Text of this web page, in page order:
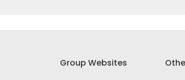
Group Websites